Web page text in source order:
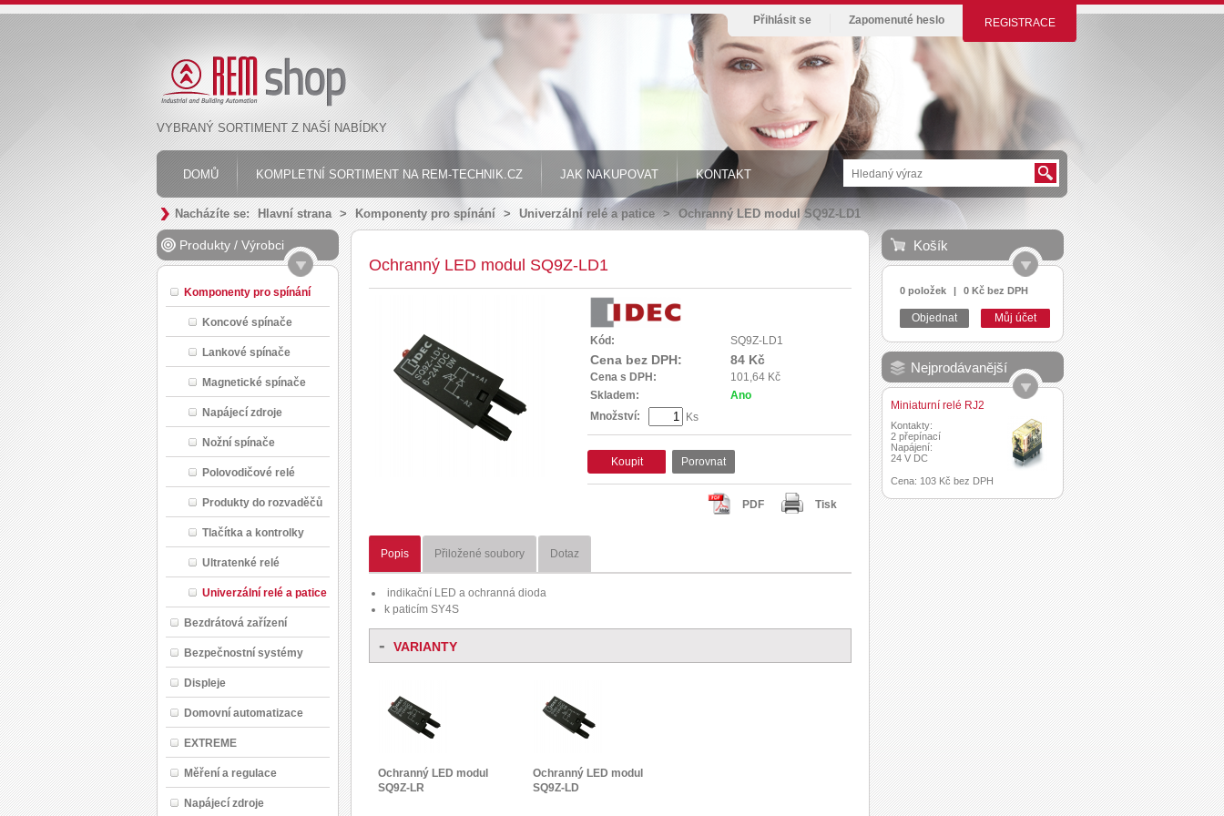
REGISTRACE
Přihlásit se Zapomenuté heslo
VYBRANÝ SORTIMENT Z NAŠÍ NABÍDKY
DOMŮ KOMPLETNÍ SORTIMENT NA REM-TECHNIK.CZ JAK NAKUPOVAT KONTAKT
Nacházíte se: Hlavní strana > Komponenty pro spínání > Univerzální relé a patice > Ochranný LED modul SQ9Z-LD1
Produkty / Výrobci
Komponenty pro spínání
Koncové spínače
Lankové spínače
Magnetické spínače
Napájecí zdroje
Nožní spínače
Polovodičové relé
Produkty do rozvaděčů
Tlačítka a kontrolky
Ultratenké relé
Univerzální relé a patice
Bezdrátová zařízení
Bezpečnostní systémy
Displeje
Domovní automatizace
EXTREME
Měření a regulace
Napájecí zdroje
Ochranný LED modul SQ9Z-LD1
Kód: SQ9Z-LD1
Cena bez DPH: 84 Kč
Cena s DPH:
101,64 Kč
Skladem:
Ano
Množství:
Ks
Koupit Porovnat
Tisk
PDF
Popis Přiložené soubory Dotaz
indikační LED a ochranná dioda
k paticím SY4S
- VARIANTY
Ochranný LED modul
SQ9Z-LR
Ochranný LED modul
SQ9Z-LD
Košík
0 položek | 0 Kč bez DPH
Objednat Můj účet
Nejprodávanější
Miniaturní relé RJ2
Kontakty:
2 přepínací
Napájení:
24 V DC
Cena: 103 Kč bez DPH